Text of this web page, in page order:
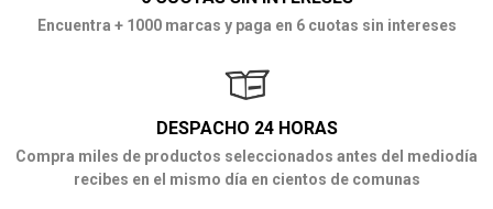
Encuentra + 1000 marcas y paga en 6 cuotas sin intereses
DESPACHO 24 HORAS
Compra miles de productos seleccionados antes del mediodía
recibes en el mismo día en cientos de comunas